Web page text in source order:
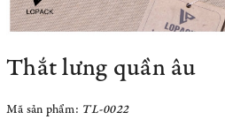
Thắt lưng quần âu
Mã sản phẩm: TL-0022